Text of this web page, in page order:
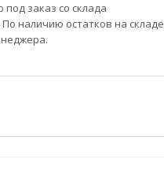
заказ со склада
наличию остатков на складе